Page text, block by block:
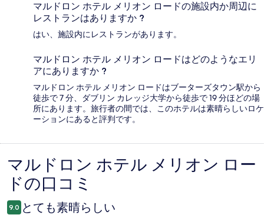
マルドロン ホテル メリオン ロードの施設内か周辺に
レストランはありますか ?
はい、施設内にレストランがあります。
マルドロン ホテル メリオン ロードはどのようなエリ
アにありますか ?
マルドロン ホテル メリオン ロードはブーターズタウン駅から
徒歩で 7 分、ダブリン カレッジ大学から徒歩で 19 分ほどの場
所にあります。旅行者の間では、このホテルは素晴らしいロケ
ーションにあると評判です。
口
コ
ミ
マルドロン ホテル メリオン ロー
ドの口コミ
9.0 とても素晴らしい